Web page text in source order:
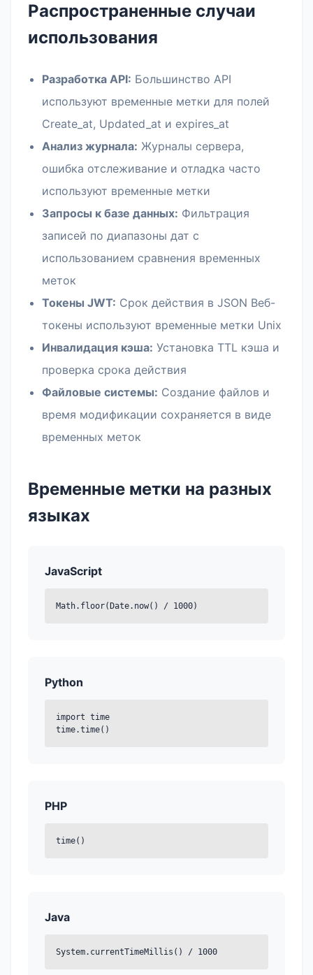
Распространенные случаи
использования
Разработка API: Большинство API
используют временные метки для полей
Create_at, Updated_at и expires_at
Анализ журнала: Журналы сервера,
ошибка отслеживание и отладка часто
используют временные метки
Запросы к базе данных: Фильтрация
записей по диапазоны дат с
использованием сравнения временных
меток
Токены JWT: Срок действия в JSON Веб-
токены используют временные метки Unix
Инвалидация кэша: Установка TTL кэша и
проверка срока действия
Файловые системы: Создание файлов и
время модификации сохраняется в виде
временных меток
Временные метки на разных
языках
JavaScript
Math.floor(Date.now() / 1000)
Python
import time
time.time()
PHP
time()
Java
System.currentTimeMillis() / 1000